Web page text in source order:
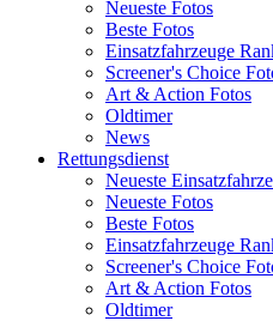
Neueste Fotos
Beste Fotos
Einsatzfahrzeuge
Screener's Choice
Art & Action Fotos
Oldtimer
News
Rettungsdienst
Neueste
Neueste Fotos
Beste Fotos
Einsatzfahrzeuge
Screener's Choice
Art & Action Fotos
Oldtimer